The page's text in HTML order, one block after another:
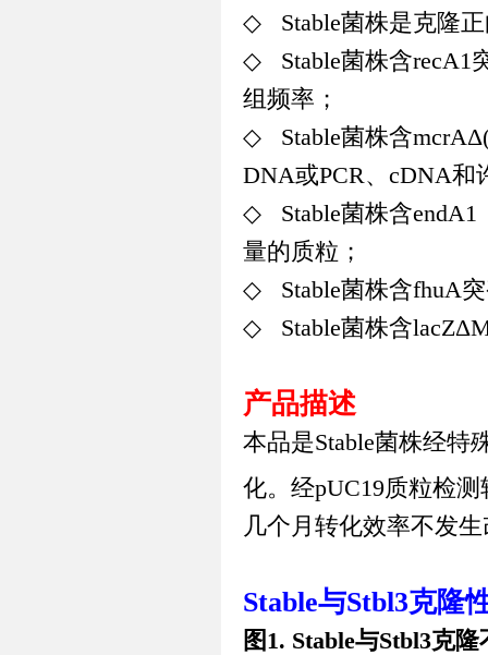
◇ Stable菌株是克隆
◇ Stable菌株含recA1
组频率；
◇ Stable菌株含
DNA或PCR、 cDNA和
◇ Stable菌株含endA1
量的质粒；
◇ Stable菌株含fhuA
◇ Stable菌株含
产品描述
本品是Stable菌株经特
化。经pUC19质粒检
几个月转化效率不发
Stable与Stbl3克隆
图1. Stable与Stbl3克隆